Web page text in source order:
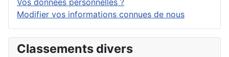
Vos données personnelles ?
Modifier vos informations connues de nous
Classements divers